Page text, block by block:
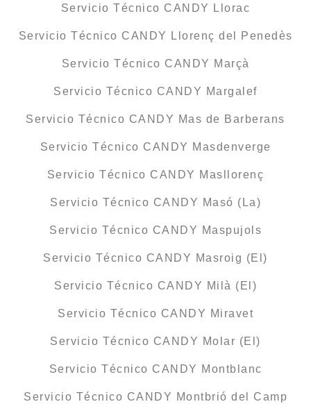
Servicio Técnico CANDY Llorac
Servicio Técnico CANDY Llorenç del Penedès
Servicio Técnico CANDY Marçà
Servicio Técnico CANDY Margalef
Servicio Técnico CANDY Mas de Barberans
Servicio Técnico CANDY Masdenverge
Servicio Técnico CANDY Masllorenç
Servicio Técnico CANDY Masó (La)
Servicio Técnico CANDY Maspujols
Servicio Técnico CANDY Masroig (El)
Servicio Técnico CANDY Milà (El)
Servicio Técnico CANDY Miravet
Servicio Técnico CANDY Molar (El)
Servicio Técnico CANDY Montblanc
Servicio Técnico CANDY Montbrió del Camp